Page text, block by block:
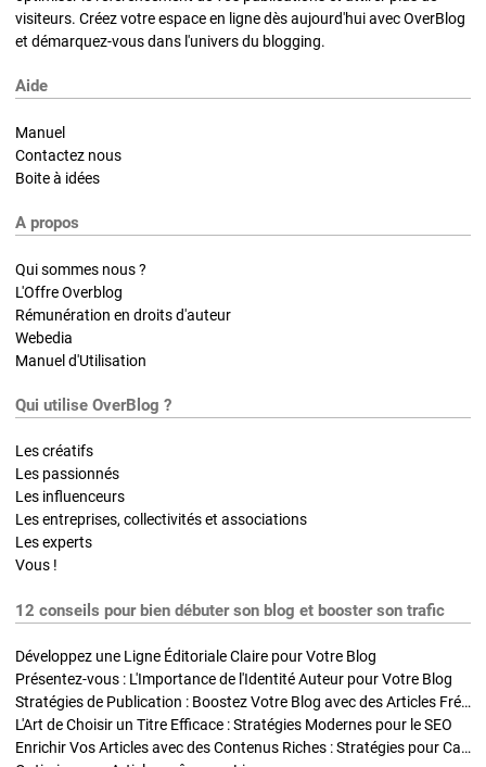
visiteurs. Créez votre espace en ligne dès aujourd'hui avec OverBlog
et démarquez-vous dans l'univers du blogging.
Aide
Manuel
Contactez nous
Boite à idées
A propos
Qui sommes nous ?
L'Offre Overblog
Rémunération en droits d'auteur
Webedia
Manuel d'Utilisation
Qui utilise OverBlog ?
Les créatifs
Les passionnés
Les influenceurs
Les entreprises, collectivités et associations
Les experts
Vous !
12 conseils pour bien débuter son blog et booster son trafic
Développez une Ligne Éditoriale Claire pour Votre Blog
Présentez-vous : L'Importance de l'Identité Auteur pour Votre Blog
Stratégies de Publication : Boostez Votre Blog avec des Articles Fréquents et Exclusifs
L'Art de Choisir un Titre Efficace : Stratégies Modernes pour le SEO
Enrichir Vos Articles avec des Contenus Riches : Stratégies pour Captiver et Optimiser